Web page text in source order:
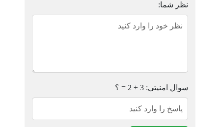
نظر شما:
سوال امنیتی: 3 + 2 = ؟